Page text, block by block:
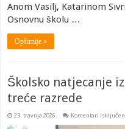
Anom Vasilj, Katarinom
Osnovnu školu …
Opširnije »
Školsko natjecanje
treće razrede
23. travnja 2026. Komentari